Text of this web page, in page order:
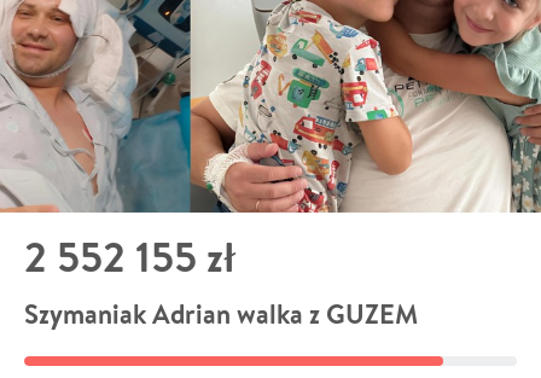
2 552 155 zł
Szymaniak Adrian walka z GUZEM